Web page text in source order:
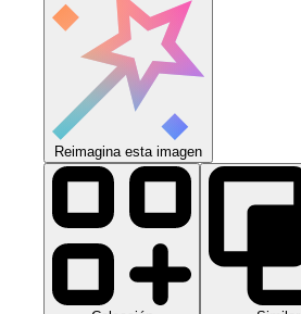
Reimagina esta imagen